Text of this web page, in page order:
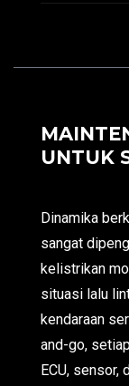
UNTUK
Dinamika
sangat
kelistrikan
situasi lalu
kendaraan
and-go,
ECU, sensor,